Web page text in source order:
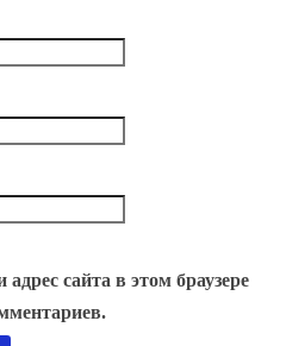
сайта в этом браузере